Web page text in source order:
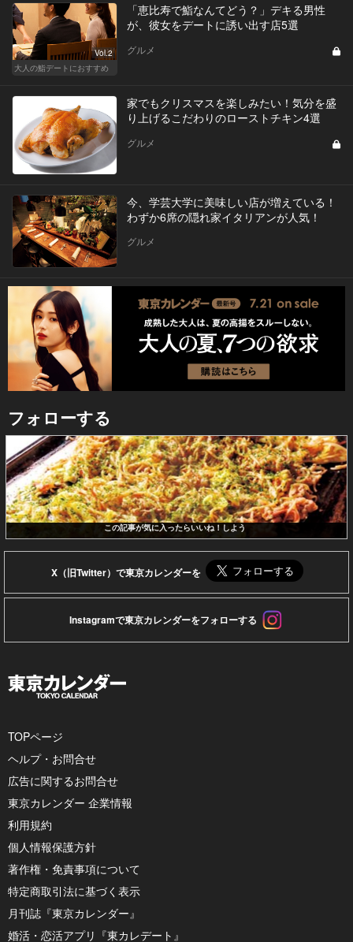
Vol.2
大人の鮨デートにおすすめ
「恵比寿で鮨なんてどう？」デキる男性
が、彼女をデートに誘い出す店5選
グルメ
家でもクリスマスを楽しみたい！気分を盛
り上げるこだわりのローストチキン4選
グルメ
今、学芸大学に美味しい店が増えている！
わずか6席の隠れ家イタリアンが人気！
グルメ
フォローする
この記事が気に入ったらいいね！しよう
X（旧Twitter）で東京カレンダーを
Instagramで東京カレンダーをフォローする
TOPページ
ヘルプ・お問合せ
広告に関するお問合せ
東京カレンダー 企業情報
利用規約
個人情報保護方針
著作権・免責事項について
特定商取引法に基づく表示
月刊誌『東京カレンダー』
婚活・恋活アプリ『東カレデート』